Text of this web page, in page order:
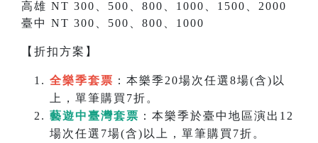
高雄 NT 300、500、800、1000、1500、2000
臺中 NT 300、500、800、1000
【折扣方案】
全樂季套票 ：本樂季20場次任選8場(含)以
上，單筆購買7折。
藝遊中臺灣套票 ：本樂季於臺中地區演出12
場次任選7場(含)以上，單筆購買7折。